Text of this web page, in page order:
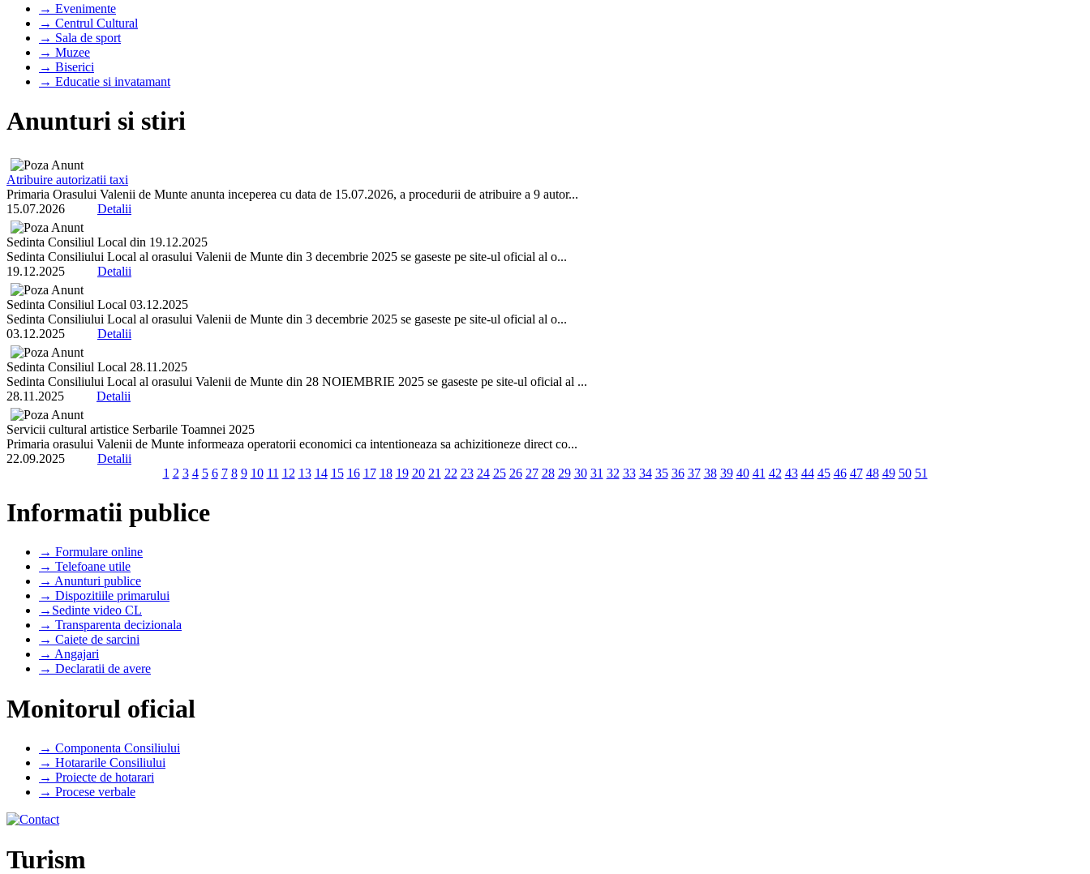
→ Evenimente
→ Centrul Cultural
→ Sala de sport
→ Muzee
→ Biserici
→ Educatie si invatamant
Anunturi si stiri
Atribuire autorizatii taxi
Primaria Orasului Valenii de Munte anunta inceperea cu data de 15.07.2026, a procedurii de atribuire a 9 autor...
15.07.2026 Detalii
Sedinta Consiliul Local din 19.12.2025
Sedinta Consiliului Local al orasului Valenii de Munte din 3 decembrie 2025 se gaseste pe site-ul oficial al o...
19.12.2025 Detalii
Sedinta Consiliul Local 03.12.2025
Sedinta Consiliului Local al orasului Valenii de Munte din 3 decembrie 2025 se gaseste pe site-ul oficial al o...
03.12.2025 Detalii
Sedinta Consiliul Local 28.11.2025
Sedinta Consiliului Local al orasului Valenii de Munte din 28 NOIEMBRIE 2025 se gaseste pe site-ul oficial al ...
28.11.2025 Detalii
Servicii cultural artistice Serbarile Toamnei 2025
Primaria orasului Valenii de Munte informeaza operatorii economici ca intentioneaza sa achizitioneze direct co...
22.09.2025 Detalii
1 2 3 4 5 6 7 8 9 10 11 12 13 14 15 16 17 18 19 20 21 22 23 24 25 26 27 28 29 30 31 32 33 34 35 36 37 38 39 40 41 42 43 44 45 46 47 48 49 50 51
Informatii publice
→ Formulare online
→ Telefoane utile
→ Anunturi publice
→ Dispozitiile primarului
→Sedinte video CL
→ Transparenta decizionala
→ Caiete de sarcini
→ Angajari
→ Declaratii de avere
Monitorul oficial
→ Componenta Consiliului
→ Hotararile Consiliului
→ Proiecte de hotarari
→ Procese verbale
Turism